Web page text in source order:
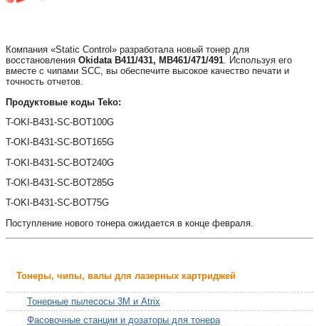
Компания «Static Control» разработала новый тонер для
восстановления Okidata B411/431, MB461/471/491. Используя его
вместе с чипами SCC, вы обеспечите высокое качество печати и
точность отчетов.
Продуктовые коды Teko:
T-OKI-B431-SC-BOT100G
T-OKI-B431-SC-BOT165G
T-OKI-B431-SC-BOT240G
T-OKI-B431-SC-BOT285G
T-OKI-B431-SC-BOT75G
Поступление нового тонера ожидается в конце февраля.
Тонеры, чипы, валы для лазерных картриджей
Тонерные пылесосы 3M и Atrix
Фасовочные станции и дозаторы для тонера